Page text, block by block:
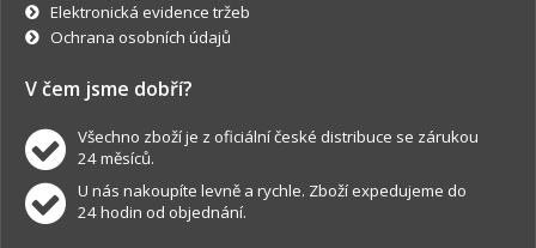
Elektronická evidence tržeb
Ochrana osobních údajů
V čem jsme dobří?
Všechno zboží je z oficiální české distribuce se zárukou
24 měsíců.
U nás nakoupíte levně a rychle. Zboží expedujeme do
24 hodin od objednání.